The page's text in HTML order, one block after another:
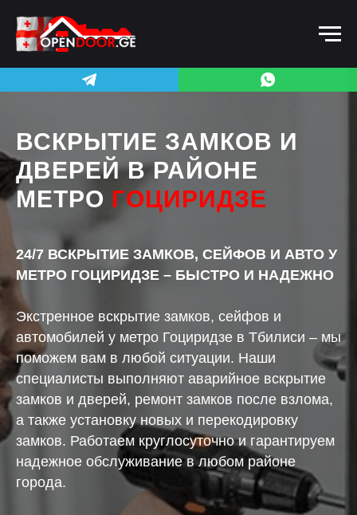
ВСКРЫТИЕ ЗАМКОВ И
ДВЕРЕЙ В РАЙОНЕ
МЕТРО ГОЦИРИДЗЕ
24/7 ВСКРЫТИЕ ЗАМКОВ, СЕЙФОВ И АВТО У
МЕТРО ГОЦИРИДЗЕ – БЫСТРО И НАДЕЖНО
Экстренное вскрытие замков, сейфов и
автомобилей у метро Гоциридзе в Тбилиси – мы
поможем вам в любой ситуации. Наши
специалисты выполняют аварийное вскрытие
замков и дверей, ремонт замков после взлома,
а также установку новых и перекодировку
замков. Работаем круглосуточно и гарантируем
надежное обслуживание в любом районе
города.